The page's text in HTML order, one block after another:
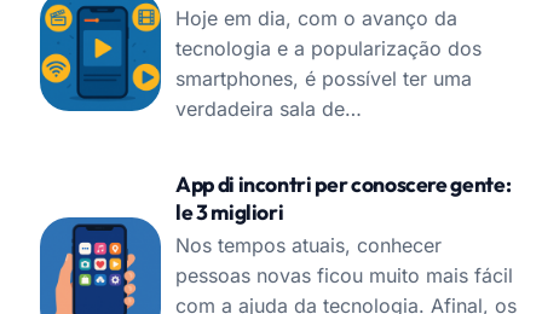
Hoje em dia, com o avanço da
tecnologia e a popularização dos
smartphones, é possível ter uma
verdadeira sala de…
App di incontri per conoscere gente:
le 3 migliori
Nos tempos atuais, conhecer
pessoas novas ficou muito mais fácil
com a ajuda da tecnologia. Afinal, os